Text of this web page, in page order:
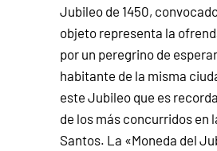
Jubileo de 1450,
objeto representa la
por un peregrino de
habitante de la misma
este Jubileo que es
de los más concurridos en
Santos. La «Moneda del